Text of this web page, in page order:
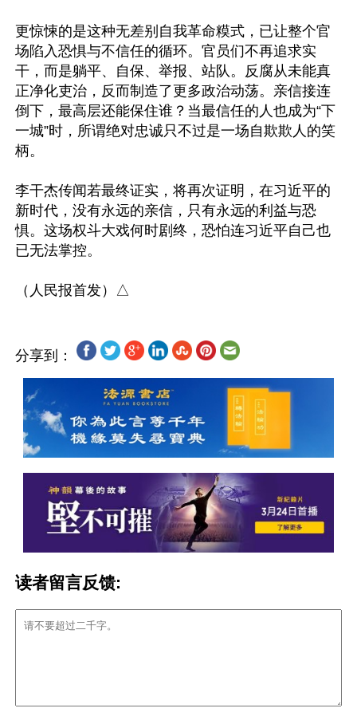
更惊悚的是这种无差别自我革命糢式，已让整个官
场陷入恐惧与不信任的循环。官员们不再追求实
干，而是躺平、自保、举报、站队。反腐从未能真
正净化吏治，反而制造了更多政治动荡。亲信接连
倒下，最高层还能保住谁？当最信任的人也成为“下
一城”时，所谓绝对忠诚只不过是一场自欺欺人的笑
柄。
李干杰传闻若最终证实，将再次证明，在习近平的
新时代，没有永远的亲信，只有永远的利益与恐
惧。这场权斗大戏何时剧终，恐怕连习近平自己也
已无法掌控。
分享到：
读者留言反馈: